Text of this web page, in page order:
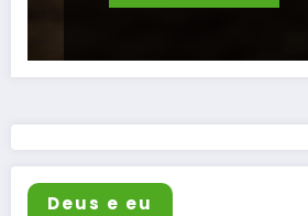
Deus e eu